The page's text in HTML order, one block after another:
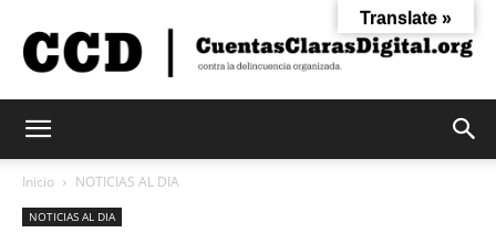
Inicio NOTICIAS AL DIA
NOTICIAS AL DIA
Translate »